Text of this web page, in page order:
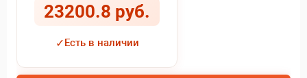
23200.8 руб.
✓Есть в наличии